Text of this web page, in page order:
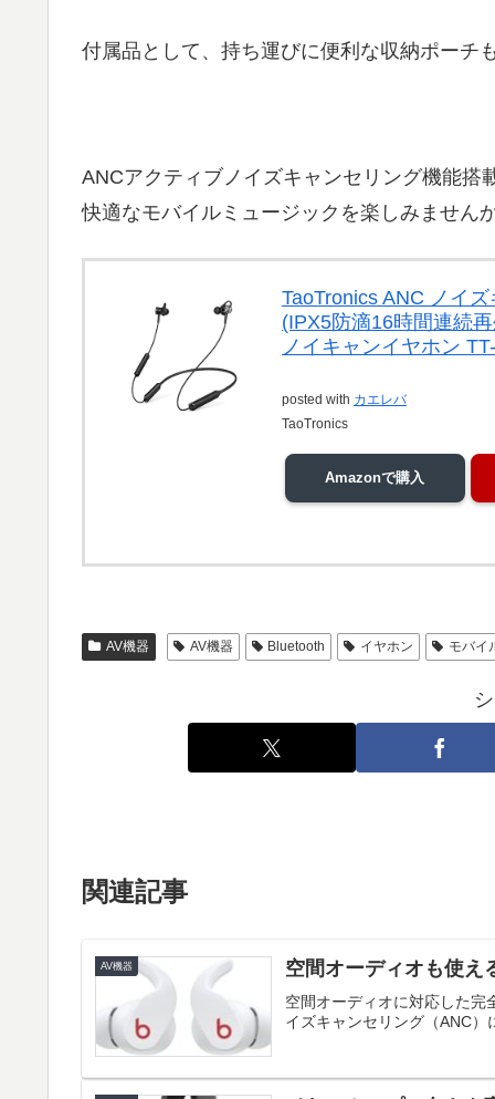
付属品として、持ち運びに便利な収納ポーチ
ANCアクティブノイズキャンセリング機能搭
快適なモバイルミュージックを楽しみません
TaoTronics ANC ノイ
(IPX5防滴16時間連続
ノイキャンイヤホン
posted with カエレバ
TaoTronics
Amazonで購入
AV機器 AV機器 Bluetooth イヤホン モバイ
関連記事
AV機器 空間オーディオも使
空間オーディオに対応した完
イズキャンセリング（ANC）